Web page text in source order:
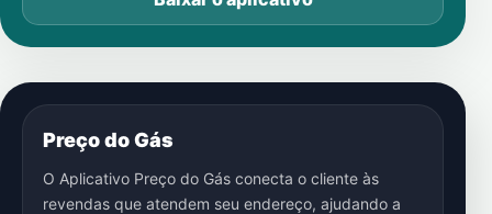
Preço do Gás
O Aplicativo Preço do Gás conecta o cliente às
revendas que atendem seu endereço, ajudando a